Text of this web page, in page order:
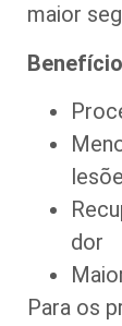
maior
dor
Para os